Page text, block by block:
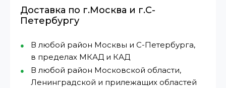
Доставка по г.Москва и г.С-
Петербургу
В любой район Москвы и С-Петербурга,
в пределах МКАД и КАД
В любой район Московской области,
Ленинградской и прилежащих областей